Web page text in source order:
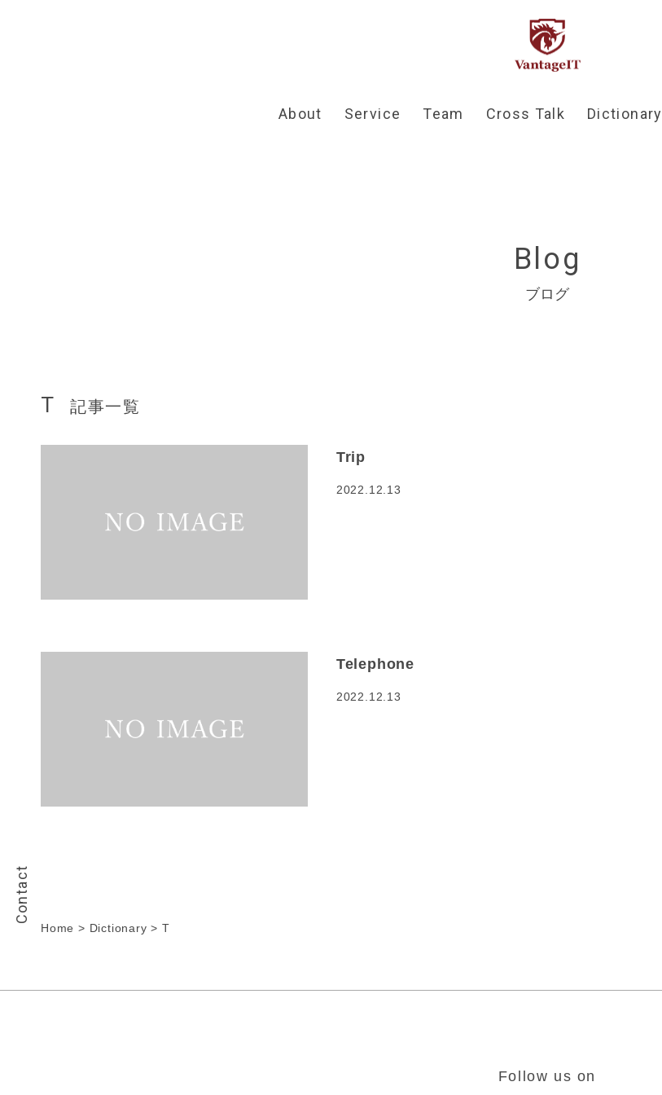
About Service Team Cross Talk Dictionary
B og
ブログ
T 記事一覧
Trip
2022.12.13
Telephone
2022.12.13
Home > Dictionary >T
Contact
Follow us on